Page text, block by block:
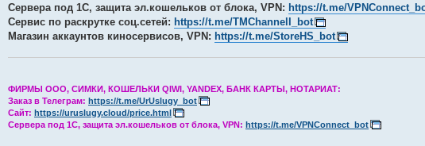
Сервера под 1С, защита эл.кошельков от блока, VPN: https://t.me/
Сервис по раскрутке соц.сетей: https://t.me/TMChannelI_bot
Магазин аккаунтов киносервисов, VPN: https://t.me/StoreHS_bot
ФИРМЫ ООО, СИМКИ, КОШЕЛЬКИ QIWI, YANDEX, БАНК КАРТЫ, НОТАРИАТ:
Заказ в Телеграм: https://t.me/UrUslugy_bot
Сайт: https://uruslugy.cloud/price.html
Сервера под 1С, защита эл.кошельков от блока, VPN: https://t.me/VPNConnect_bot